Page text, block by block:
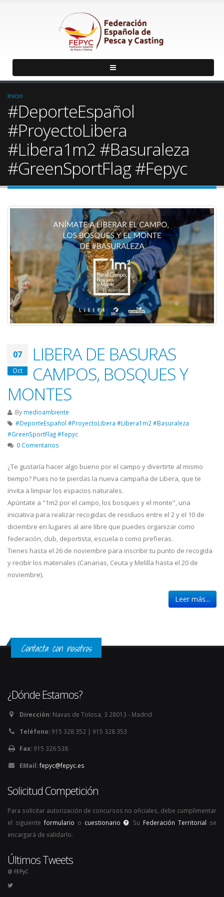
Inicio
#DeporteEspañol
#ProyectoLibera
#Libera1m2 #Basuraleza
#GreenSportFlag #Fepyc
07
Oct
LIBERA DE BASURAS
CAMPOS, BOSQUES Y
MONTES
By medioambiente
#DeporteEspañol #ProyectoLibera #Libera1m2 #Basuraleza
#GreenSportFlag #Fepyc
0 Comentarios
¿Te gustaría hacer algo bueno por el campo y divertirte al mismo
tiempo? Pues no te pierdas la nueva campaña de Libera, que te
invita a limpiar los espacios naturales.
Apúntate a "1m2 por el campo, los bosques y el monte", una
iniciativa para realizar recogidas de residuos entre el 2 y el 10 de
diciembre en lugares al aire libre que puedes organizar como
federación, club, deportista, escuela o como prefieras.
Tienes hasta el 26 de noviembre para inscribir tu punto de recogida
y recibir los materiales (Canarias, Ceuta y Melilla hasta el 20 de
noviembre).
Leer más...
Contacta con nosotros
¿Dónde Estamos?
Dirección: Navas de Tolosa, 3 28013 - Madrid
Teléfono: 915 328 352 | 915 328 353
Fax: 915 326 538
EMail:fepyc@fepyc.es
Solicitud Competición
Para solicitar autorización de concursos no oficiales, debe cumplimentar
el siguiente formulario o cuestionario . Su Federación Territorial se
encargará de validarlo.
Últimos Tweets
@ FEPyC